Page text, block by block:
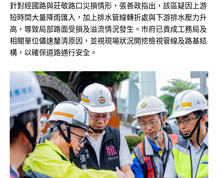
針對經國路與莊敬路口災損情形，張善政指出，該區疑因上游
短時間大量降雨匯入，加上排水管線轉折處與下游排水壓力升
高，導致局部路面受損及溢流情況發生。市府已責成工務局及
相關單位儘速釐清原因，並視現場狀況開挖檢視管線及路基結
構，以確保道路通行安全。